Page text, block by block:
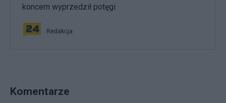
koncern wyprzedził potęgi
Redakcja
Komentarze